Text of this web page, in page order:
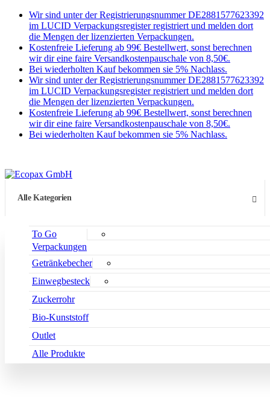
Wir sind unter der Registrierungsnummer DE2881577623392
im LUCID Verpackungsregister registriert und melden dort
die Mengen der lizenzierten Verpackungen.
Kostenfreie Lieferung ab 99€ Bestellwert, sonst berechnen
wir dir eine faire Versandkostenpauschale von 8,50€.
Bei wiederholten Kauf bekommen sie 5% Nachlass.
Wir sind unter der Registrierungsnummer DE2881577623392
im LUCID Verpackungsregister registriert und melden dort
die Mengen der lizenzierten Verpackungen.
Kostenfreie Lieferung ab 99€ Bestellwert, sonst berechnen
wir dir eine faire Versandkostenpauschale von 8,50€.
Bei wiederholten Kauf bekommen sie 5% Nachlass.
Alle Kategorien
To Go
Verpackungen
Getränkebecher
Einwegbesteck
Zuckerrohr
Bio-Kunststoff
Outlet
Alle Produkte